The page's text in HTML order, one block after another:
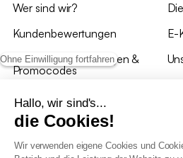
Ohne Einwilligung fortfahren
Hallo, wir sind's...
die Cookies!
Wir verwenden eigene Cookies und
Wer sind wir?
Kundenbewertungen
*Angebotsbedingungen &
Promocodes
Bewertungen von sweeek
Unsere Geschäfte
E-